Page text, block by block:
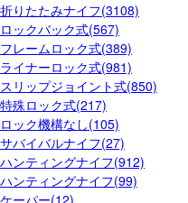
折りたたみナイフ(3108)
ロックバック式(567)
フレームロック式(389)
ライナーロック式(981)
スリップジョイント式(850)
特殊ロック式(217)
ロック機構なし(105)
サバイバルナイフ(27)
ハンティングナイフ(912)
ハンティングナイフ(99)
ケーパー(12)